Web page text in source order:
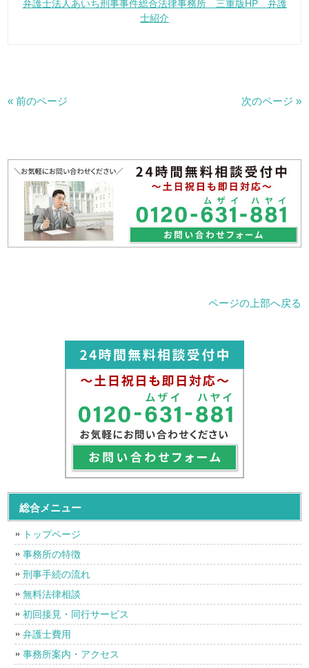
弁護士法人あいち刑事事件総合法律事務所 三重版HP 弁護
士紹介
« 前のページ 次のページ »
ページの上部へ戻る
総合メニュー
トップページ
事務所の特徴
刑事手続の流れ
無料法律相談
初回接見・同行サービス
弁護士費用
事務所案内・アクセス